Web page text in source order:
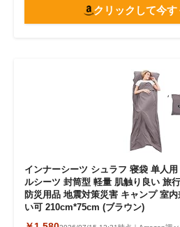
クリックして今す
インナーシーツ シュラフ 寝袋 单人
ルシーツ 封筒型 軽量 肌触り良い 旅
防災用品 地震対策災害 キャンプ 室
い可 210cm*75cm (ブラウン)